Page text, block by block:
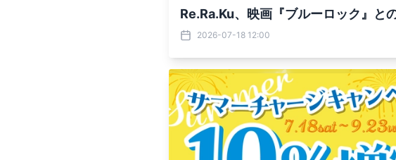
Re.Ra.Ku、映画『ブルーロック』と
2026-07-18 12:00